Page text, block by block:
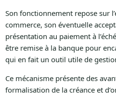
Son fonctionnement repose sur
commerce, son éventuelle
présentation au paiement à
être remise à la banque pour
qui en fait un outil utile de
Ce mécanisme présente des
formalisation de la créance et